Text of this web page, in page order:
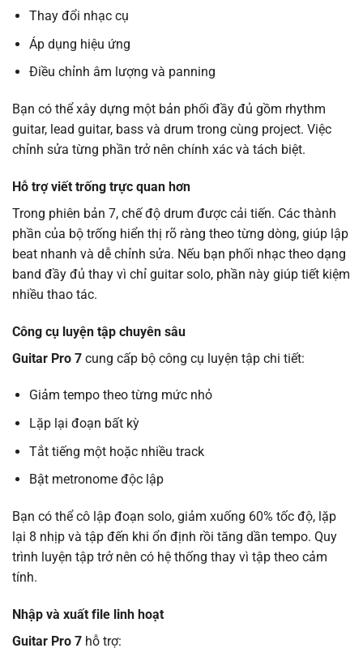
Thay đổi nhạc cụ
Áp dụng hiệu ứng
Điều chỉnh âm lượng và panning
Bạn có thể xây dựng một bản phối đầy đủ gồm rhythm
guitar, lead guitar, bass và drum trong cùng project. Việc
chỉnh sửa từng phần trở nên chính xác và tách biệt.
Hỗ trợ viết trống trực quan hơn
Trong phiên bản 7, chế độ drum được cải tiến. Các thành
phần của bộ trống hiển thị rõ ràng theo từng dòng, giúp lập
beat nhanh và dễ chỉnh sửa. Nếu bạn phối nhạc theo dạng
band đầy đủ thay vì chỉ guitar solo, phần này giúp tiết kiệm
nhiều thao tác.
Công cụ luyện tập chuyên sâu
Guitar Pro 7 cung cấp bộ công cụ luyện tập chi tiết:
Giảm tempo theo từng mức nhỏ
Lặp lại đoạn bất kỳ
Tắt tiếng một hoặc nhiều track
Bật metronome độc lập
Bạn có thể cô lập đoạn solo, giảm xuống 60% tốc độ, lặp
lại 8 nhịp và tập đến khi ổn định rồi tăng dần tempo. Quy
trình luyện tập trở nên có hệ thống thay vì tập theo cảm
tính.
Nhập và xuất file linh hoạt
Guitar Pro 7 hỗ trợ: